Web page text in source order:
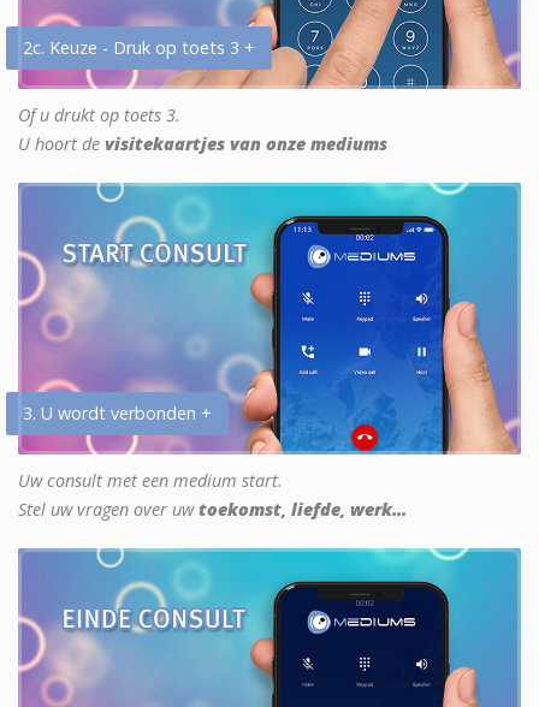
2c. Keuze - Druk op toets 3 +
Of u drukt op toets 3.
U hoort de visitekaartjes van onze mediums
3. U wordt verbonden +
Uw consult met een medium start.
Stel uw vragen over uwtoekomst, liefde, werk...